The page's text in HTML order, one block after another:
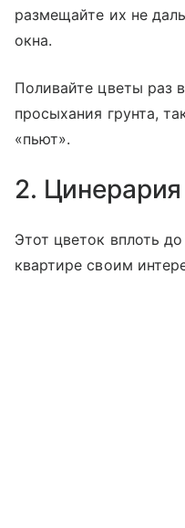
размещайте их не
окна.
Поливайте цветы раз
просыхания грунта,
«пьют».
2. Цинерария
Этот цветок вплоть
квартире своим